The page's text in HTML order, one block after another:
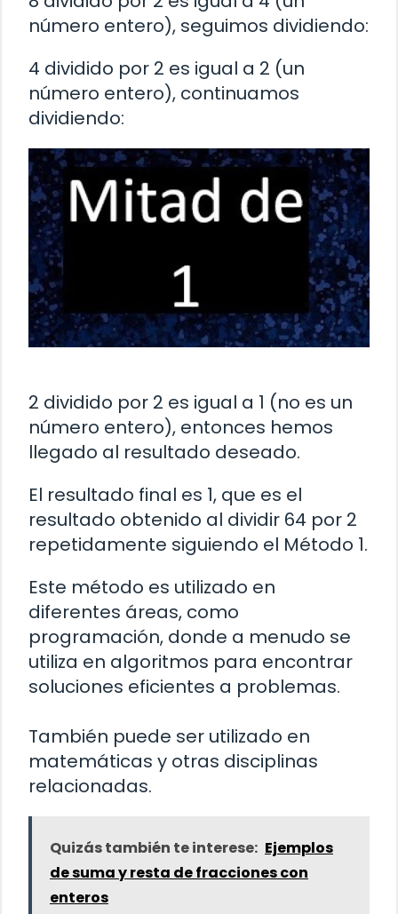
número entero), seguimos dividiendo:
4 dividido por 2 es igual a 2 (un
número entero), continuamos
dividiendo:
2 dividido por 2 es igual a 1 (no es un
número entero), entonces hemos
llegado al resultado deseado.
El resultado final es 1, que es el
resultado obtenido al dividir 64 por 2
repetidamente siguiendo el Método 1.
Este método es utilizado en
diferentes áreas, como
programación, donde a menudo se
utiliza en algoritmos para encontrar
soluciones eficientes a problemas.
También puede ser utilizado en
matemáticas y otras disciplinas
relacionadas.
Quizás también te interese: Ejemplos
de suma y resta de fracciones con
enteros